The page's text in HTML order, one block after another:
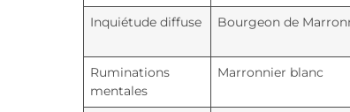
Inquiétude diffuse Bourgeon de
Ruminations
mentales
Marronnier blanc